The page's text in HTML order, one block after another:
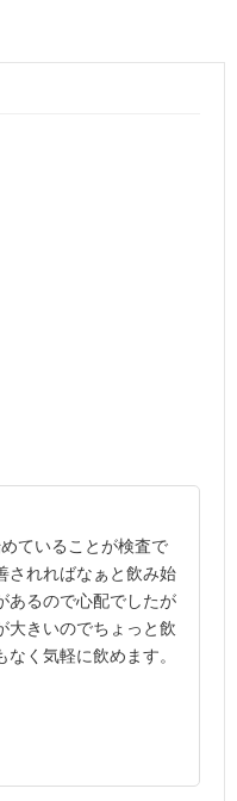
ていることが検査で
されればなぁと飲み始
あるので心配でしたが
大きいのでちょっと飲
く気軽に飲めます。